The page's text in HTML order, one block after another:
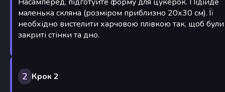
маленька скляна (розміром приблизно 20х30 см). Її
необхідно вистелити харчовою плівкою так, щоб були
закриті стінки та дно.
2 Крок 2